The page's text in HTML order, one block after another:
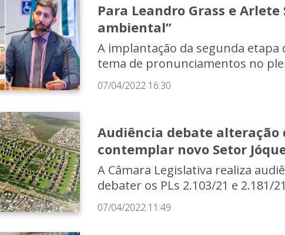
Para Leandro Grass e
ambiental”
A implantação da segunda
tema de pronunciamentos no
07/04/2022 16:30
Audiência debate alteração
contemplar novo Setor
A Câmara Legislativa realiza
debater os PLs 2.103/21 e 2.181/
07/04/2022 11:49